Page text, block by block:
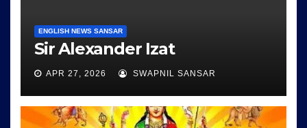
ENGLISH NEWS SANSAR
Sir Alexander Izat
APR 27, 2026 SWAPNIL SANSAR